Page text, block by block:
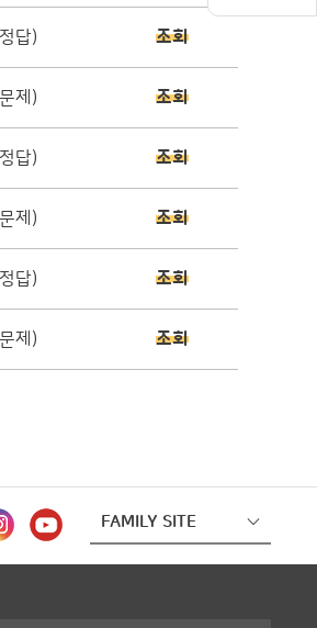
답) 조회
제) 조회
답) 조회
제) 조회
답) 조회
제) 조회
FAMILY SITE